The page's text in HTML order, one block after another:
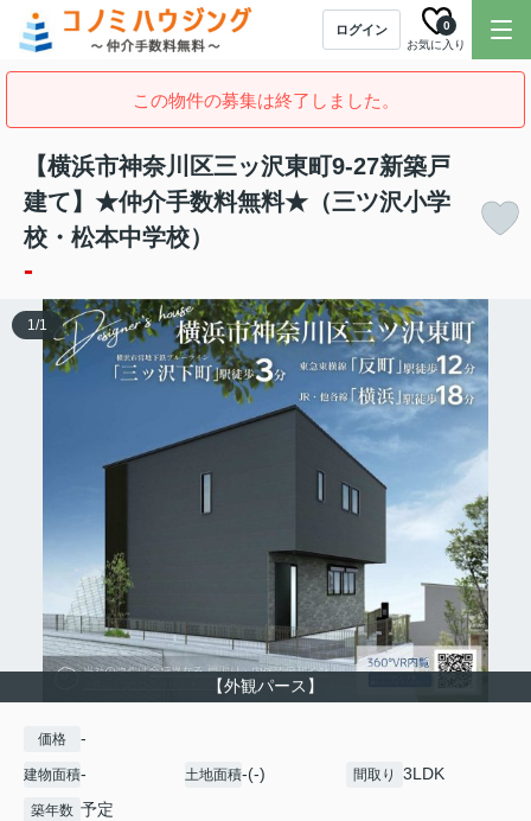
ログイン
お気に入り
0
この物件の募集は終了しました。
【横浜市神奈川区三ッ沢東町9-27新築戸
建て】★仲介手数料無料★（三ツ沢小学
校・松本中学校）
-
【外観パース】
1/1
価格 -
建物面積- 土地面積-(-) 間取り 3LDK
築年数 予定